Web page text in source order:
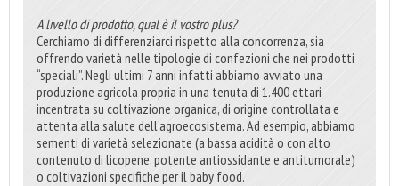
A livello di prodotto, qual è il vostro plus?
Cerchiamo di differenziarci rispetto alla concorrenza, sia
offrendo varietà nelle tipologie di confezioni che nei prodotti
“speciali”. Negli ultimi 7 anni infatti abbiamo avviato una
produzione agricola propria in una tenuta di 1.400 ettari
incentrata su coltivazione organica, di origine controllata e
attenta alla salute dell’agroecosistema. Ad esempio, abbiamo
sementi di varietà selezionate (a bassa acidità o con alto
contenuto di licopene, potente antiossidante e antitumorale)
o coltivazioni specifiche per il baby food.